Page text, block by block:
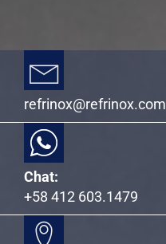
refrinox@refrinox.com
Chat:
+58 412 603.1479